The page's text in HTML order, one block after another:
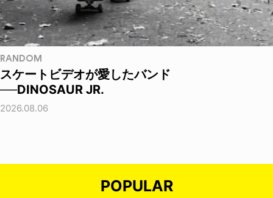
RANDOM
スケートビデオが愛したバンド
──DINOSAUR JR.
2026.08.06
POPULAR